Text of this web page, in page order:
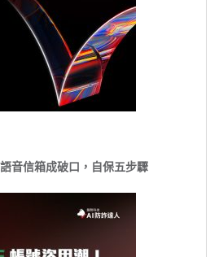
音信箱成破口，自保五步驟